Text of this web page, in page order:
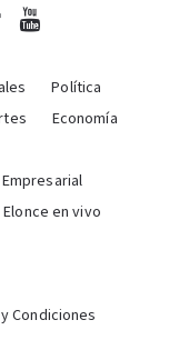
Política
Economía
Elonce en vivo
Condiciones